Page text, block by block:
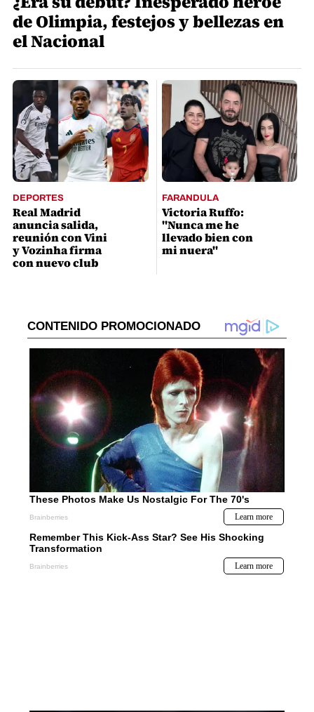
de Olimpia, festejos y bellezas en
el Nacional
DEPORTES
Real Madrid
anuncia salida,
reunión con Vini
y Vozinha firma
con nuevo club
FARANDULA
Victoria Ruffo:
"Nunca me he
llevado bien con
mi nuera"